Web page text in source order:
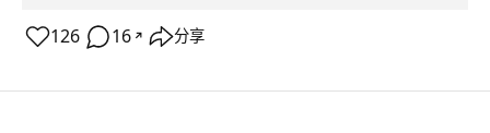
126 16 ↗ 分享